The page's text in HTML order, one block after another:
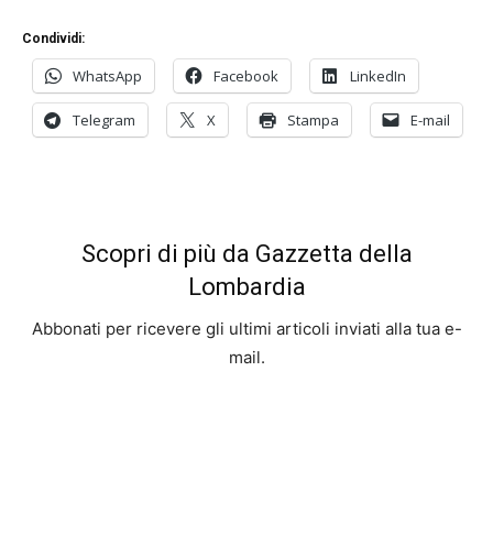
Condividi:
WhatsApp Facebook LinkedIn
Telegram X Stampa E-mail
Scopri di più da Gazzetta della
Lombardia
Abbonati per ricevere gli ultimi articoli inviati alla tua e-
mail.